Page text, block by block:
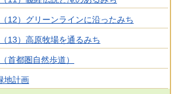
12）グリーンラインに沿ったみち
13）高原牧場を通るみち
首都圏自然歩道）
地計画